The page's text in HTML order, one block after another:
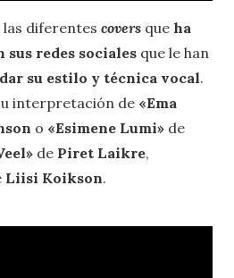
las diferentes covers que ha
redes sociales que le han
su estilo y técnica vocal.
interpretación de «Ema
o «Esimene Lumi» de
de Piret Laikre,
Liisi Koikson.